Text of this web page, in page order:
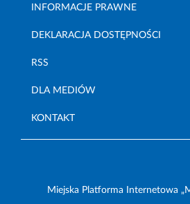
INFORMACJE PRAWNE
DEKLARACJA DOSTĘPNOŚCI
RSS
DLA MEDIÓW
KONTAKT
Miejska Platforma Internetowa